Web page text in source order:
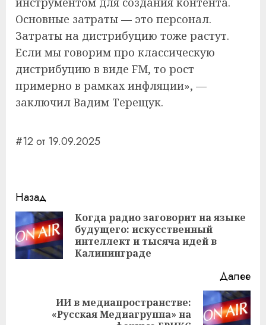
Основные затраты — это персонал.
Затраты на дистрибуцию тоже растут.
Если мы говорим про классическую
дистрибуцию в виде FM, то рост
примерно в рамках инфляции», —
заключил Вадим Терещук.
#12 от 19.09.2025
Навигация
записи
Назад
Когда радио заговорит на языке
будущего: искусственный
интеллект и тысяча идей в
Калининграде
Далее
Следующая
ИИ в медиапространстве:
«Русская Медиагруппа» на